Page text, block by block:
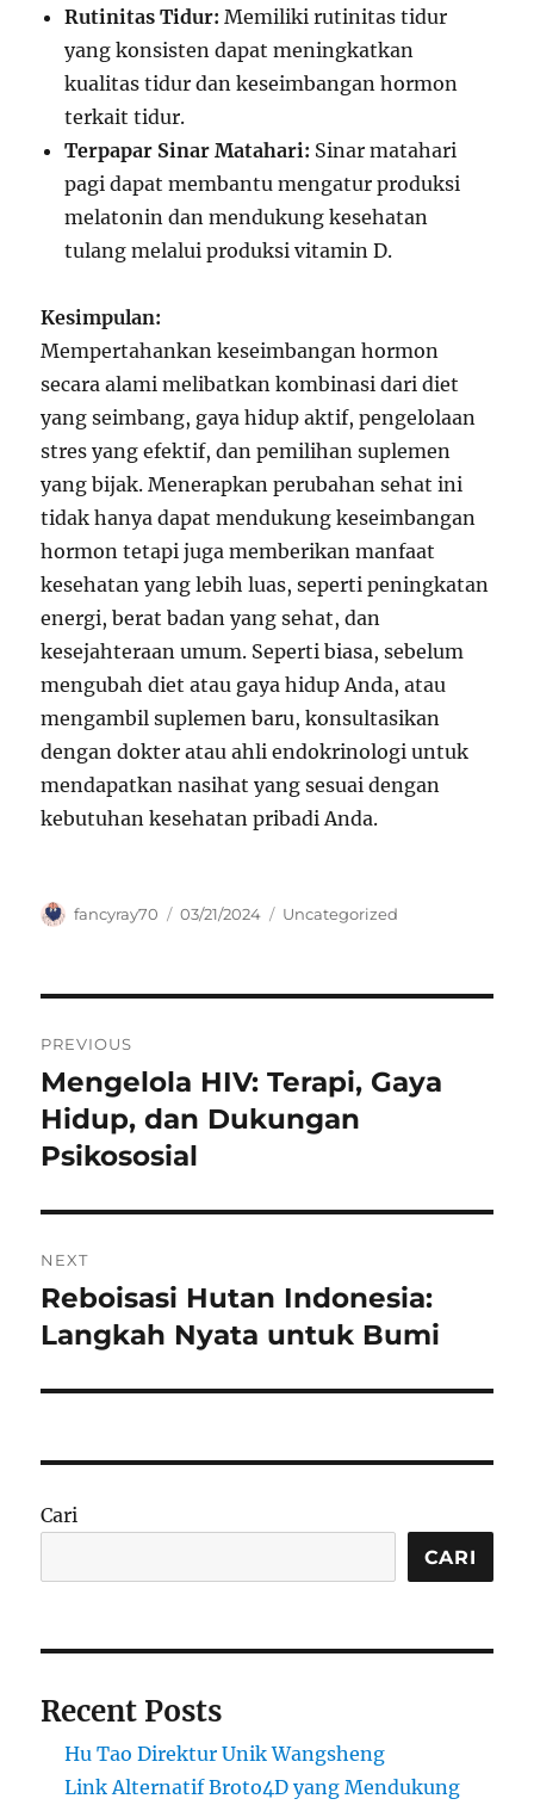
Rutinitas Tidur: Memiliki rutinitas tidur
yang konsisten dapat meningkatkan
kualitas tidur dan keseimbangan hormon
terkait tidur.
Terpapar Sinar Matahari: Sinar matahari
pagi dapat membantu mengatur produksi
melatonin dan mendukung kesehatan
tulang melalui produksi vitamin D.
Kesimpulan:
Mempertahankan keseimbangan hormon
secara alami melibatkan kombinasi dari diet
yang seimbang, gaya hidup aktif, pengelolaan
stres yang efektif, dan pemilihan suplemen
yang bijak. Menerapkan perubahan sehat ini
tidak hanya dapat mendukung keseimbangan
hormon tetapi juga memberikan manfaat
kesehatan yang lebih luas, seperti peningkatan
energi, berat badan yang sehat, dan
kesejahteraan umum. Seperti biasa, sebelum
mengubah diet atau gaya hidup Anda, atau
mengambil suplemen baru, konsultasikan
dengan dokter atau ahli endokrinologi untuk
mendapatkan nasihat yang sesuai dengan
kebutuhan kesehatan pribadi Anda.
Author
fancyray70
Posted
03/21/2024 Categories
Uncategorized
pos
PREVIOUS
Previous
post:
Mengelola HIV: Terapi, Gaya
Hidup, dan Dukungan
Psikososial
NEXT
Next
post:
Reboisasi Hutan Indonesia:
Langkah Nyata untuk Bumi
Cari
CARI
Recent Posts
Hu Tao Direktur Unik Wangsheng
Link Alternatif Broto4D yang Mendukung